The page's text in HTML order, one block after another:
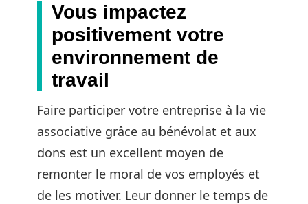
Vous impactez
positivement votre
environnement de
travail
Faire participer votre entreprise à la vie
associative grâce au bénévolat et aux
dons est un excellent moyen de
remonter le moral de vos employés et
de les motiver. Leur donner le temps de